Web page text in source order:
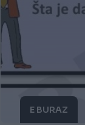
E BURAZ